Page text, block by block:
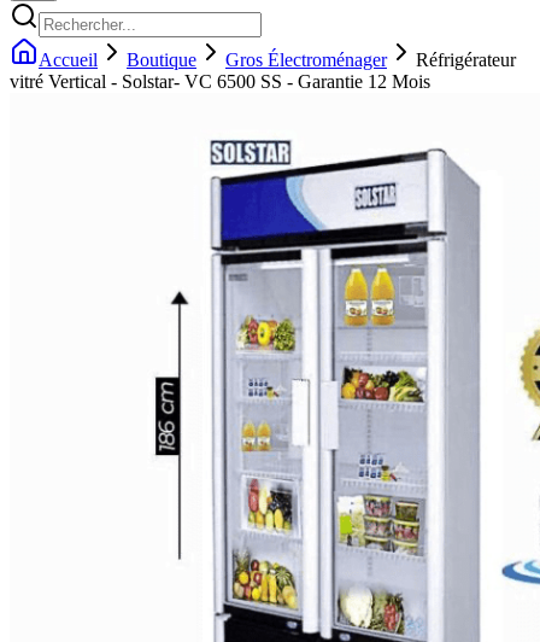
Accueil Boutique Gros Électroménager
Réfrigérateur
vitré Vertical - Solstar- VC 6500 SS - Garantie 12 Mois